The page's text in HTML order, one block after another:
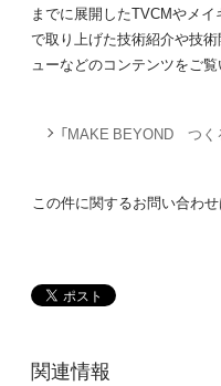
までに展開したTVCMやメ
で取り上げた技術紹介や技
ューなどのコンテンツをご覧
「MAKE BEYOND つく
この件に関するお問い合わせ
関連情報